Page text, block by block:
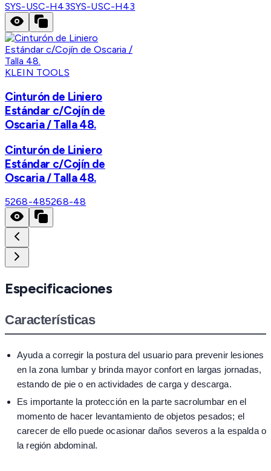
SYS-USC-H43SYS-USC-H43
KLEIN TOOLS
Cinturón de Liniero
Estándar c/Cojín de
Oscaria / Talla 48.
Cinturón de Liniero
Estándar c/Cojín de
Oscaria / Talla 48.
5268-485268-48
Especificaciones
Características
Ayuda a corregir la postura del usuario para prevenir lesiones
en la zona lumbar y brinda mayor confort en largas jornadas,
estando de pie o en actividades de carga y descarga.
Es importante la protección en la parte sacrolumbar en el
momento de hacer levantamiento de objetos pesados; el
carecer de ello puede ocasionar daños severos a la espalda o
la región abdominal.